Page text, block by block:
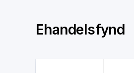
Ehandelsfynd